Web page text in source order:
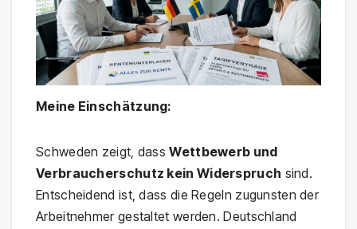
Meine Einschätzung:
Schweden zeigt, dassWettbewerb und
Verbraucherschutz kein Widerspruch sind.
Entscheidend ist, dass die Regeln zugunsten der
Arbeitnehmer gestaltet werden. Deutschland